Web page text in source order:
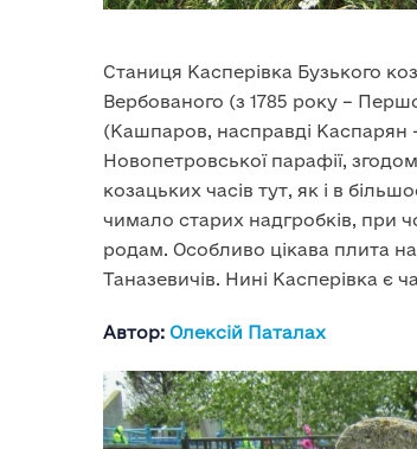
Станиця Касперівка Бузького
Вербованого (з 1785 року –
(Кашпаров, насправді Каспарян
Новопетровської парафії,
козацьких часів тут, як і в
чимало старих надгробків, при
родам. Особливо цікава плита
Таназевичів. Нині Касперівка є
Автор: Олексій Паталах